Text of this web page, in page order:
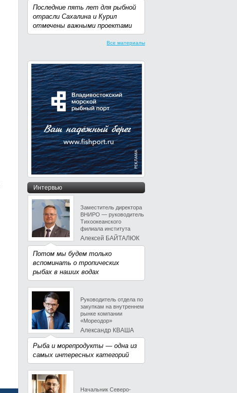
Последние пять лет для рыбной
отрасли Сахалина и Курил
отмечены важными проектами
Все материалы
Интервью
Заместитель директора
ВНИРО — руководитель
Тихоокеанского
филиала института
Алексей БАЙТАЛЮК
Потом мы будем только
вспоминать о тропических
рыбах в наших водах
Руководитель отдела по
закупкам на внутреннем
рынке компании
«Мореодор»
Александр КВАША
Рыба и морепродукты — одна из
самых интересных категорий
Начальник Северо-